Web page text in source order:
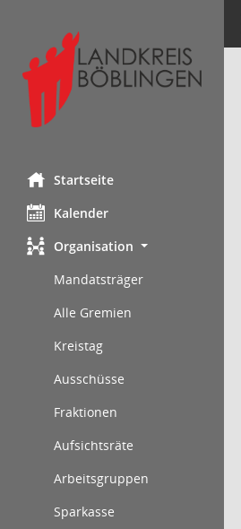
Startseite
Kalender
Organisation
Mandatsträger
Alle Gremien
Kreistag
Ausschüsse
Fraktionen
Aufsichtsräte
Arbeitsgruppen
Sparkasse